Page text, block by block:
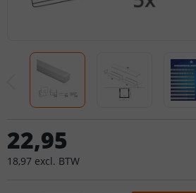
22,95
18,97 excl. BTW